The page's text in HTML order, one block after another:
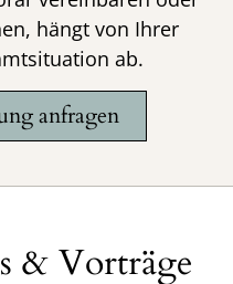
hängt von Ihrer
ab.
anfragen
& Vorträge